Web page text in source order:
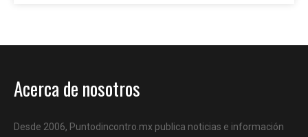
Acerca de nosotros
Desde 2006, Puntodincontro.mx publica noticias e información